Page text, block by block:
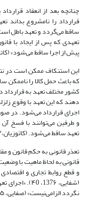
چنانچه بعد از انعقاد
قرارداد را نامشروع بداند
ساقط می‌‌گردد و تعهد باطل
تعهدی که پس از ایجاد با
پیش از اجرا ساقط می‌شود»
این استنکاف ممکن است در
که باعث حمل کالا را ناممکن
کشور مختلف تعهد به قرارداد
دهند که این تعهد با وقوع
اجرای قرارداد می‌شود. در
و طرفین می‌توانند با فسخ آن
تعهد ساقط می‌شود. (کاتوزیان،13۸۲، ۵۴۵).
تعذر قانونی به حکم قانون و
قانونی به لحاظ ماهیت با
و قطع روابط تجاری و
(شفایی،
نگردد الزامی‌‌نیست» (صفایی، 137۵، ۴1۸).